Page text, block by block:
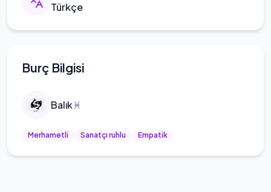
Türkçe
Burç Bilgisi
Balık♓
Merhametli Sanatçı ruhlu Empatik